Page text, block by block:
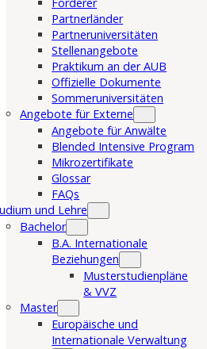
Partnerländer
Partneruniversitäten
Stellenangebote
Praktikum an der AUB
Offizielle Dokumente
Sommeruniversitäten
Angebote für Externe
Angebote für Anwälte
Blended Intensive Program
Mikrozertifikate
Glossar
FAQs
und Lehre
Bachelor
B.A. Internationale
Beziehungen
Musterstudienpläne
& VVZ
Master
Europäische und
Internationale Verwaltung